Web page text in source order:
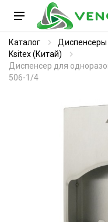
Каталог Диспенсеры
Ksitex (Китай)
Диспенсер для
506-1/4